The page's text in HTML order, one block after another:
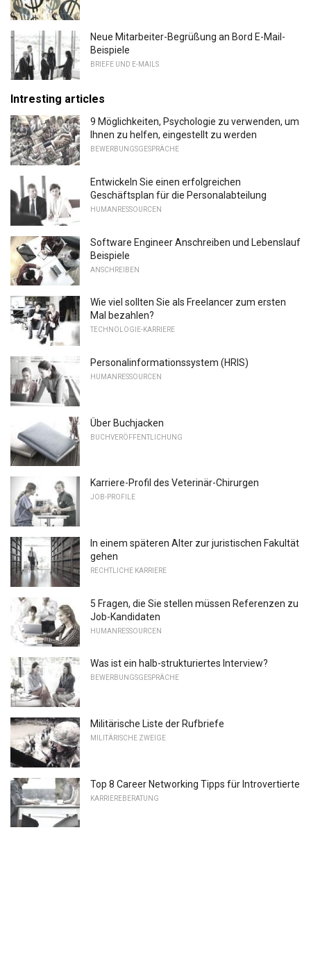
Neue Mitarbeiter-Begrüßung an Bord E-Mail-
Beispiele
BRIEFE UND E-MAILS
Intresting articles
9 Möglichkeiten, Psychologie zu verwenden, um
Ihnen zu helfen, eingestellt zu werden
BEWERBUNGSGESPRÄCHE
Entwickeln Sie einen erfolgreichen
Geschäftsplan für die Personalabteilung
HUMANRESSOURCEN
Software Engineer Anschreiben und Lebenslauf
Beispiele
ANSCHREIBEN
Wie viel sollten Sie als Freelancer zum ersten
Mal bezahlen?
TECHNOLOGIE-KARRIERE
Personalinformationssystem (HRIS)
HUMANRESSOURCEN
Über Buchjacken
BUCHVERÖFFENTLICHUNG
Karriere-Profil des Veterinär-Chirurgen
JOB-PROFILE
In einem späteren Alter zur juristischen Fakultät
gehen
RECHTLICHE KARRIERE
5 Fragen, die Sie stellen müssen Referenzen zu
Job-Kandidaten
HUMANRESSOURCEN
Was ist ein halb-strukturiertes Interview?
BEWERBUNGSGESPRÄCHE
Militärische Liste der Rufbriefe
MILITÄRISCHE ZWEIGE
Top 8 Career Networking Tipps für Introvertierte
KARRIEREBERATUNG